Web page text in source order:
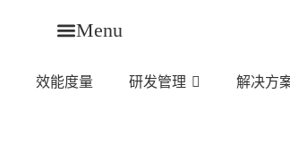
Menu
效能度量 研发管理 解决方